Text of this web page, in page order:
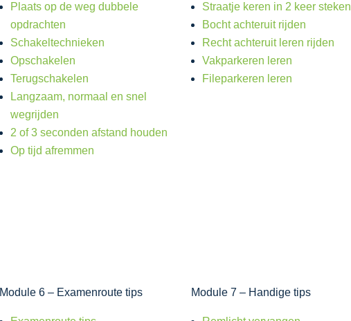
Plaats op de weg dubbele
opdrachten
Schakeltechnieken
Opschakelen
Terugschakelen
Langzaam, normaal en snel
wegrijden
2 of 3 seconden afstand houden
Op tijd afremmen
Straatje keren in 2 keer steken
Bocht achteruit rijden
Recht achteruit leren rijden
Vakparkeren leren
Fileparkeren leren
Module 6 – Examenroute tips Module 7 – Handige tips